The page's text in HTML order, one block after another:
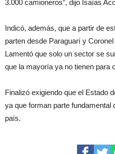
3.000 camioneros”, dijo Isaías
Indicó, además, que a partir de
parten desde Paraguarí y
Lamentó que solo un sector se
que la mayoría ya no tienen para
Finalizó exigiendo que el Estado
ya que forman parte fundamental
país.